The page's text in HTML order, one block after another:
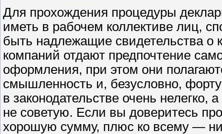
Для прохождения процедуры
иметь в рабочем коллективе лиц,
быть надлежащие свидетельства о
компаний отдают предпочтение
оформления, при этом они
смышленность и, безусловно,
в законодательстве очень
не советую. Если вы доверитесь
хорошую сумму, плюс ко всему —